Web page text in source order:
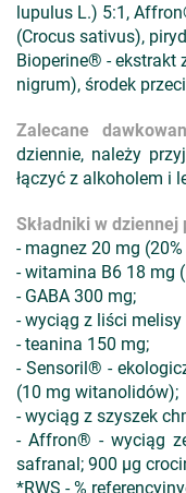
lupulus L.) 5:1,
(Crocus sativus),
Bioperine® - ekstrakt
nigrum), środek
Zalecane
dziennie, należy
łączyć z alkoholem i
Składniki w dziennej
- magnez 20 mg (20%
- witamina B6 18 mg
- GABA 300 mg;
- wyciąg z liści melisy
- teanina 150 mg;
- Sensoril® -
(10 mg witanolidów);
- wyciąg z szyszek
- Affron® - wyciąg
safranal; 900 µg
*RWS - %